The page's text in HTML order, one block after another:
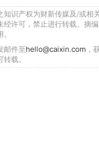
知识产权为财新传媒及/或相
经许可，禁止进行转载、摘
邮件至hello@caixin.com ，
载。